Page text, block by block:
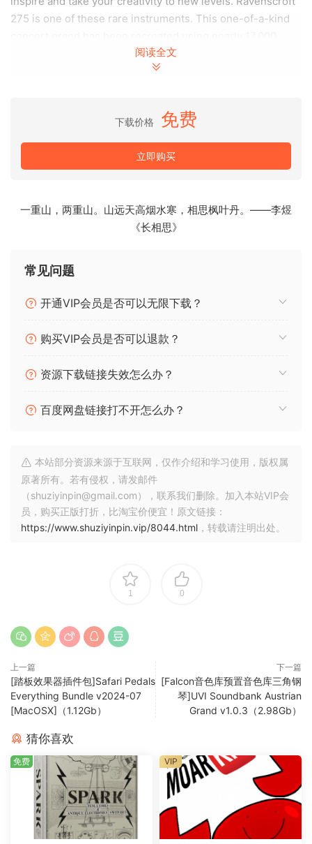
275 is one of these rare instruments. This one-of-a-kind
samples and 4 discrete microphones, controlled from an
easy to use interface. Our goal was to emulate all aspects
The result: a virtual piano like no other.
Reproducing the tone and playability of a concert grand
like the 275 Titanium is no easy task. Precise playing
are carefully sampled and then controlled by a powerful
script and engine. Control is similar to a modeled virtual
your resource usage minimal and offering fast load times.
It’s one piano that works for all styles. And gorgeous detail
Strikes, staccato Release Trails, real sampled Una Corda
previously unobtainable in a virtual piano. If the usual
something fresh, the Ravenscroft 275 is here. This is truly
P2P
🏠 HomePage
阅读全文
下载价格 免费
立即购买
一重山，两重山。山远天高烟水寒，相思枫叶丹。——李煜
《长相思》
常见问题
开通VIP会员是否可以无限下载？
购买VIP会员是否可以退款？
资源下载链接失效怎么办？
百度网盘链接打不开怎么办？
本站部分资源来源于互联网，仅作介绍和学习使用，版权属
原著所有。若有侵权，请发邮件
（shuziyinpin@gmail.com），联系我们删除。加入本站VIP会
员，购买正版打折，比淘宝价便宜！原文链接：
https://www.shuziyinpin.vip/8044.html ，转载请注明出处。
1 0
上一篇
[踏板效果器插件包]Safari Pedals
Everything Bundle v2024-07
[MacOSX]（1.12Gb）
下一篇
[Falcon音色库预置音色库三角钢
琴]UVI Soundbank Austrian
Grand v1.0.3（2.98Gb）
猜你喜欢
免费 VIP